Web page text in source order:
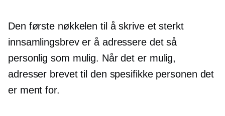
Den første nøkkelen til å skrive et sterkt
innsamlingsbrev er å adressere det så
personlig som mulig. Når det er mulig,
adresser brevet til den spesifikke personen det
er ment for.